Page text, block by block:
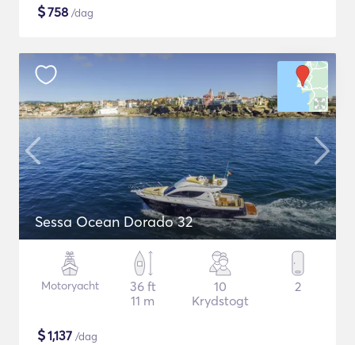
$758 /dag
Sessa Ocean Dorado 32
Motoryacht
36 ft
11 m
10
Krydstogt
2
$1,137 /dag